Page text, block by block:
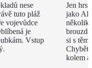
nese
tuto pláž
vojevůdce
je
Vstup
Jen
jako
si s
Chybět
kolem